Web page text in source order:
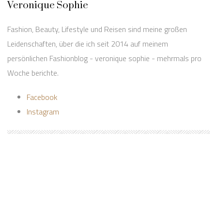
Veronique Sophie
Fashion, Beauty, Lifestyle und Reisen sind meine großen
Leidenschaften, über die ich seit 2014 auf meinem
persönlichen Fashionblog - veronique sophie - mehrmals pro
Woche berichte.
Facebook
Instagram